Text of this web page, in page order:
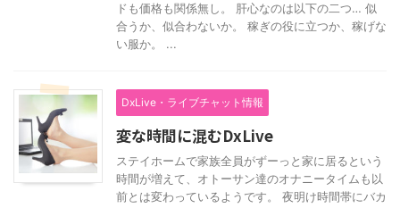
ドも価格も関係無し。 肝心なのは以下の二つ… 似
合うか、似合わないか。 稼ぎの役に立つか、稼げな
い服か。 ...
DxLive・ライブチャット情報
変な時間に混むDxLive
ステイホームで家族全員がずーっと家に居るという
時間が増えて、オトーサン達のオナニータイムも以
前とは変わっているようです。 夜明け時間帯にバカ